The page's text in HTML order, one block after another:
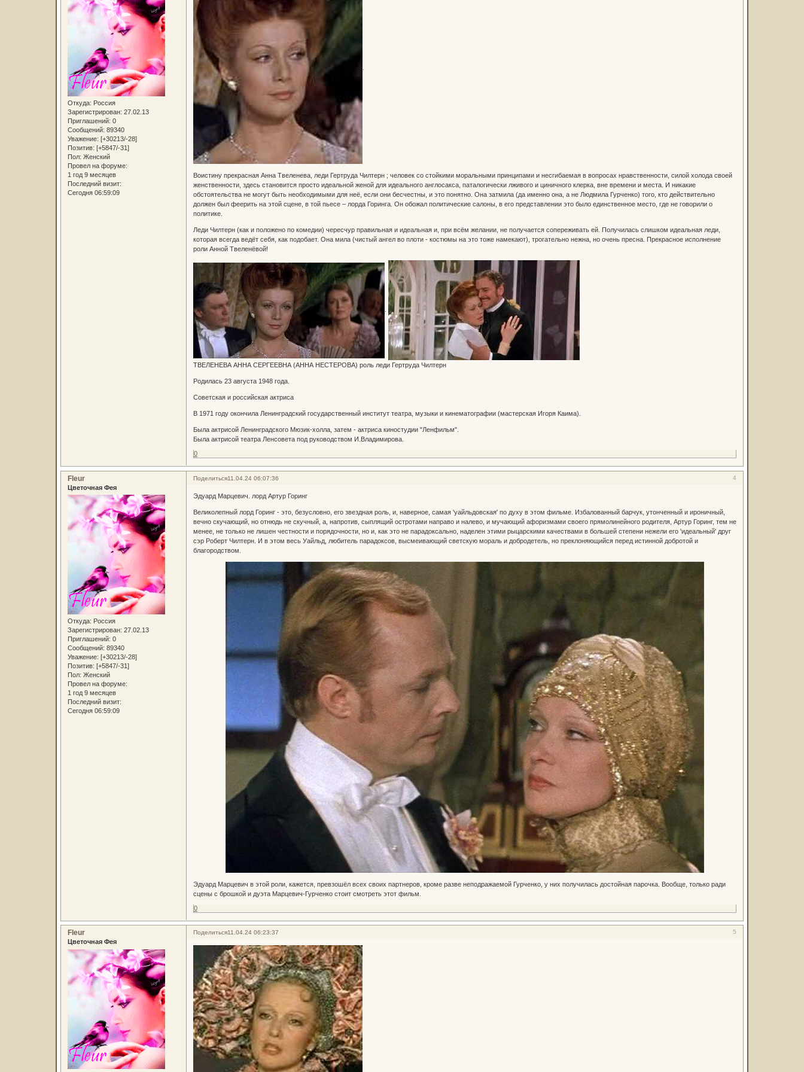
Откуда: Россия
Зарегистрирован: 27.02.13
Приглашений: 0
Сообщений: 89340
Уважение: [+30213/-28]
Позитив: [+5847/-31]
Пол: Женский
Провел на форуме:
1 год 9 месяцев
Последний визит:
Сегодня 06:59:09
Воистину прекрасная Анна Твеленева, леди Гертруда Чилтерн ; человек со стойкими моральными принципами и несгибаемая в вопросах нравственности, силой холода своей
женственности, здесь становится просто идеальной женой для идеального англосакса, паталогически лживого и циничного клерка, вне времени и места. И никакие
обстоятельства не могут быть необходимыми для неё, если они бесчестны, и это понятно. Она затмила (да именно она, а не Людмила Гурченко) того, кто действительно
должен был феерить на этой сцене, в той пьесе – лорда Горинга. Он обожал политические салоны, в его представлении это было единственное место, где не говорили о
политике.
Леди Чилтерн (как и положено по комедии) чересчур правильная и идеальная и, при всём желании, не получается сопереживать ей. Получилась слишком идеальная леди,
которая всегда ведёт себя, как подобает. Она мила (чистый ангел во плоти - костюмы на это тоже намекают), трогательно нежна, но очень пресна. Прекрасное исполнение
роли Анной Твеленёвой!
.
ТВЕЛЕНЕВА АННА СЕРГЕЕВНА (АННА НЕСТЕРОВА) роль леди Гертруда Чилтерн
Родилась 23 августа 1948 года.
Советская и российская актриса
В 1971 году окончила Ленинградский государственный институт театра, музыки и кинематографии (мастерская Игоря Каима).
Была актрисой Ленинградского Мюзик-холла, затем - актриса киностудии "Ленфильм".
Была актрисой театра Ленсовета под руководством И.Владимирова.
0
Поделиться 4
11.04.24 06:07:36
Fleur
Цветочная Фея
Откуда: Россия
Зарегистрирован: 27.02.13
Приглашений: 0
Сообщений: 89340
Уважение: [+30213/-28]
Позитив: [+5847/-31]
Пол: Женский
Провел на форуме:
1 год 9 месяцев
Последний визит:
Сегодня 06:59:09
Эдуард Марцевич. лорд Артур Горинг
Великолепный лорд Горинг - это, безусловно, его звездная роль, и, наверное, самая 'уайльдовская' по духу в этом фильме. Избалованный барчук, утонченный и ироничный,
вечно скучающий, но отнюдь не скучный, а, напротив, сыплящий остротами направо и налево, и мучающий афоризмами своего прямолинейного родителя, Артур Горинг, тем не
менее, не только не лишен честности и порядочности, но и, как это не парадоксально, наделен этими рыцарскими качествами в большей степени нежели его 'идеальный' друг
сэр Роберт Чилтерн. И в этом весь Уайльд, любитель парадоксов, высмеивающий светскую мораль и добродетель, но преклоняющийся перед истинной добротой и
благородством.
Эдуард Марцевич в этой роли, кажется, превзошёл всех своих партнеров, кроме разве неподражаемой Гурченко, у них получилась достойная парочка. Вообще, только ради
сцены с брошкой и дуэта Марцевич-Гурченко стоит смотреть этот фильм.
0
Поделиться 5
11.04.24 06:23:37
Fleur
Цветочная Фея